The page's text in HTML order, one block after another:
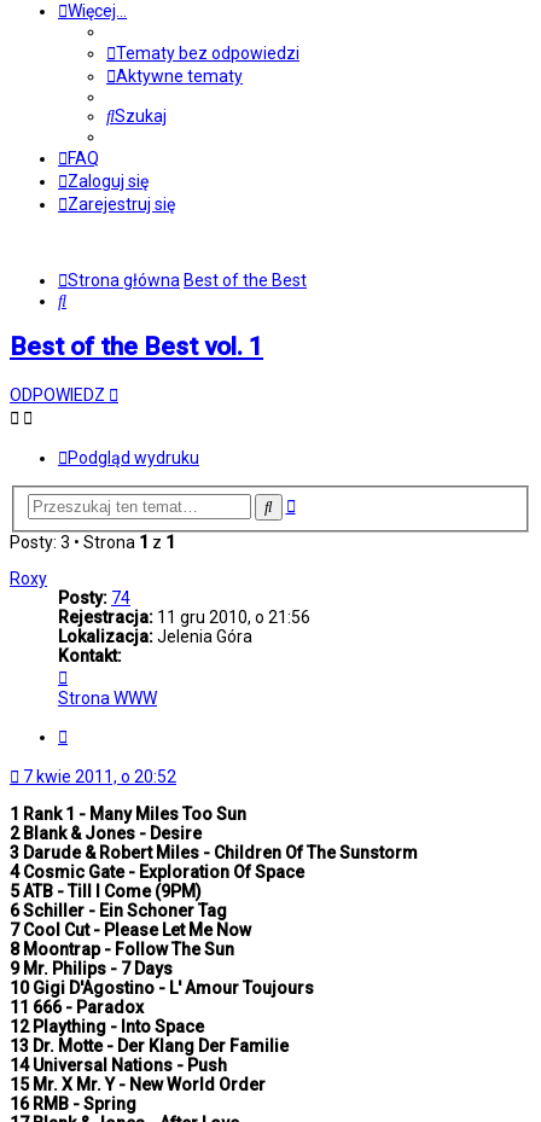
Więcej…
Tematy bez odpowiedzi
Aktywne tematy
Szukaj
FAQ
Zaloguj się
Zarejestruj się
Strona główna Best of the Best
Szukaj
Best of the Best vol. 1
ODPOWIEDZ
Podgląd wydruku
SzukajWyszukiwanie
Posty: 3 • Strona 1 z 1
Roxy
Posty: 74
Rejestracja: 11 gru 2010, o 21:56
Lokalizacja:Jelenia Góra
Kontakt:
się
z
Strona WWW
7 kwie 2011, o 20:52
1 Rank 1 - Many Miles Too Sun
2 Blank & Jones - Desire
3 Darude & Robert Miles - Children Of The Sunstorm
4 Cosmic Gate - Exploration Of Space
5 ATB - Till I Come (9PM)
6 Schiller - Ein Schoner Tag
7 Cool Cut - Please Let Me Now
8 Moontrap - Follow The Sun
9 Mr. Philips - 7 Days
10 Gigi D'Agostino - L' Amour Toujours
11 666 - Paradox
12 Plaything - Into Space
13 Dr. Motte - Der Klang Der Familie
14 Universal Nations - Push
15 Mr. X Mr. Y - New World Order
16 RMB - Spring